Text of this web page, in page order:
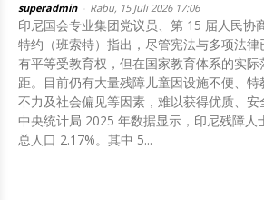
superadmin Rabu, 15 Juli 2026 17:06
印尼国会专业集团党议员、第 15 届人民协
特约（班索特）指出，尽管宪法与多项法
有平等受教育权，但在国家教育体系的实
距。目前仍有大量残障儿童因设施不便、
不力及社会偏见等因素，难以获得优质、安
中央统计局 2025 年数据显示，印尼残障人
总人口 2.17%。其中 5...